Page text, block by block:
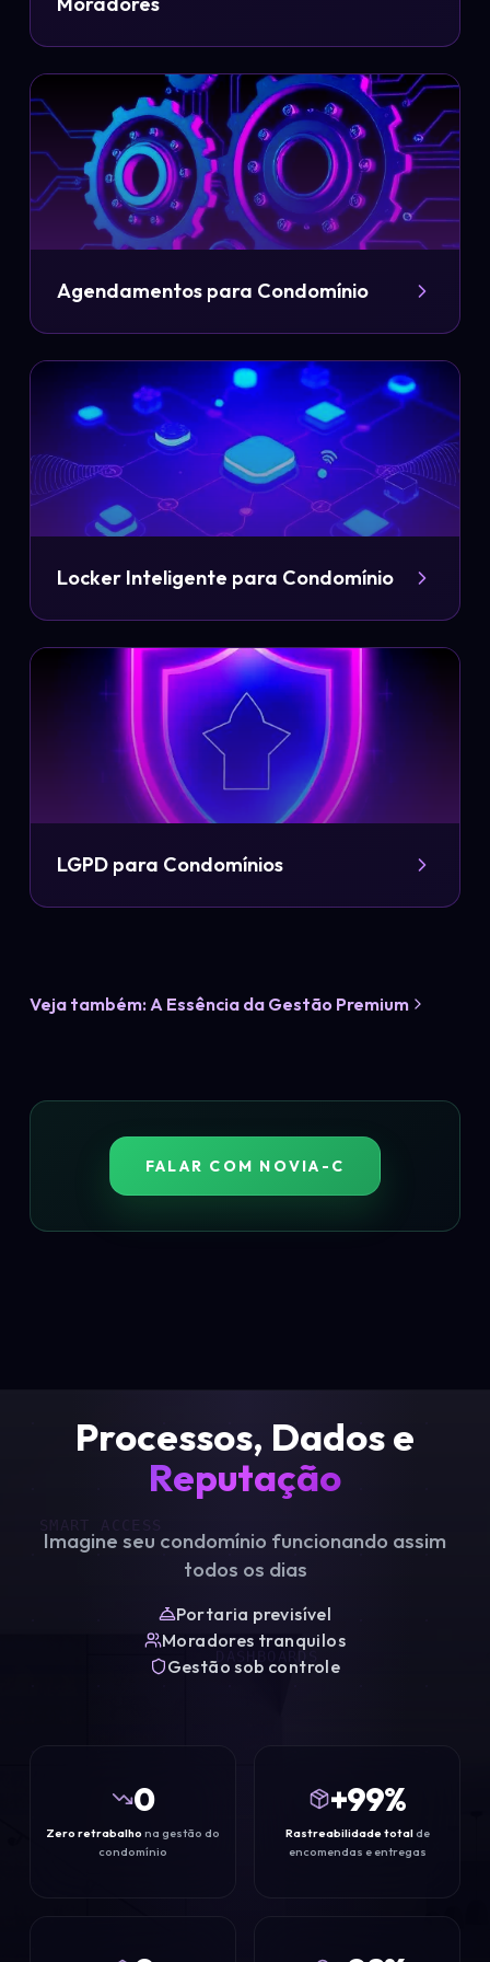
Agendamentos para Condomínio
Locker Inteligente para Condomínio
LGPD para Condomínios
Veja também: A Essência da Gestão Premium
FALAR COM NOVIA-C
DASHBOARDS
Processos, Dados e
Reputação
Imagine seu condomínio funcionando assim
todos os dias
Portaria previsível
Moradores tranquilos
Gestão sob controle
0
Zero retrabalho na gestão do
condomínio
+100%
Rastreabilidade totalde
encomendas e entregas